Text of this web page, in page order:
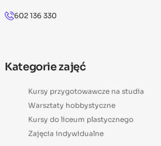
602 136 330
Kategorie zajęć
Kursy przygotowawcze na studia
Warsztaty hobbystyczne
Kursy do liceum plastycznego
Zajęcia indywidualne